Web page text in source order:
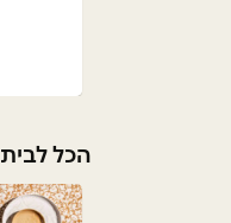
הכל לבית